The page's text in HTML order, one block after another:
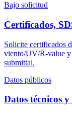
Bajo solicitud
Certificados,
Solicite certificados
viento/UV/R-value y
submittal.
Datos públicos
Datos técnicos